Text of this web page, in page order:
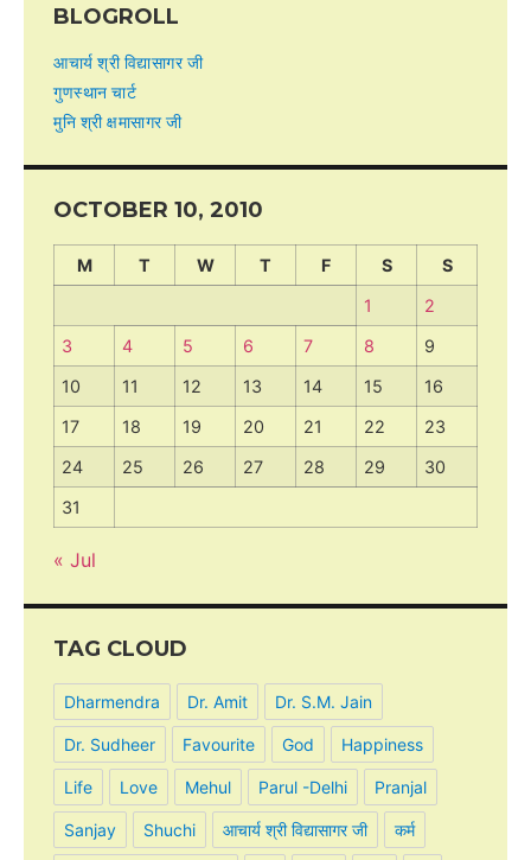
BLOGROLL
आचार्य श्री विद्यासागर जी
गुणस्थान चार्ट
मुनि श्री क्षमासागर जी
OCTOBER 10, 2010
M T W T F S
S
1
2
3
4 5 6 7 8
9
10
11 12 13 14 15
16
17
18 19 20 21 22
23
24
25 26 27 28 29
30
31
« Jul
TAG CLOUD
Dharmendra Dr. Amit Dr. S.M. Jain
Dr. Sudheer Favourite God Happiness
Life Love Mehul Parul -Delhi Pranjal
Sanjay Shuchi आचार्य श्री विद्यासागर जी कर्म